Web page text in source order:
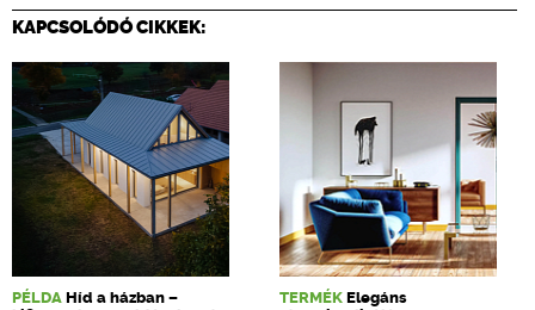
KAPCSOLÓDÓ CIKKEK:
PÉLDA Híd a házban –
TERMÉK Elegáns